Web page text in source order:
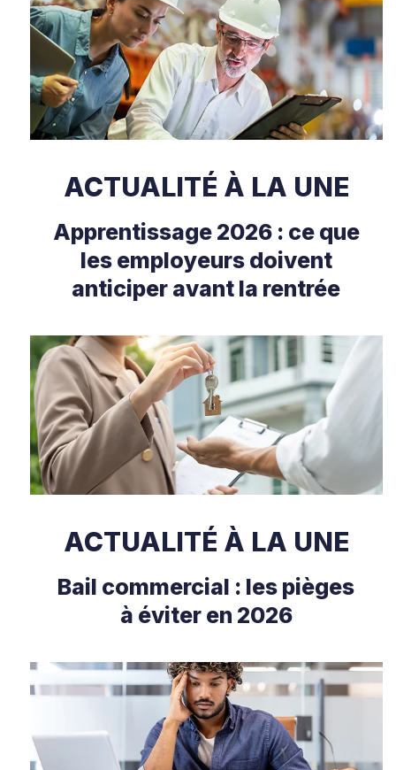
ACTUALITÉ À LA UNE
Apprentissage 2026 : ce que
les employeurs doivent
anticiper avant la rentrée
ACTUALITÉ À LA UNE
Bail commercial : les pièges
à éviter en 2026